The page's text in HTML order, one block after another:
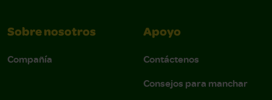
Sobre nosotros
Compañía
Apoyo
Contáctenos
Consejos para manchar